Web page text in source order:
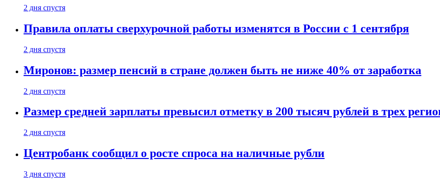
2 дня спустя
Правила оплаты сверхурочной работы изменятся в России с 1 сентября
2 дня спустя
Миронов: размер пенсий в стране должен быть не ниже 40% от заработка
2 дня спустя
Размер средней зарплаты превысил отметку в 200 тысяч рублей в трех
2 дня спустя
Центробанк сообщил о росте спроса на наличные рубли
3 дня спустя